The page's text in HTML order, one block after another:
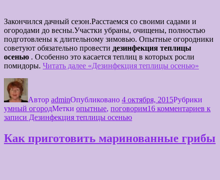
Закончился дачный сезон.Расстаемся со своими садами и
огородами до весны.Участки убраны, очищены, полностью
подготовлены к длительному зимовью. Опытные огородники
советуют обязательно провести дезинфекция теплицы
осенью . Особенно это касается теплиц в которых росли
помидоры. Читать далее «Дезинфекция теплицы осенью»
Автор adminОпубликовано 4 октября, 2015Рубрики
умный огородМетки опытные, поговорим16 комментариев к
записи Дезинфекция теплицы осенью
Как приготовить маринованные грибы